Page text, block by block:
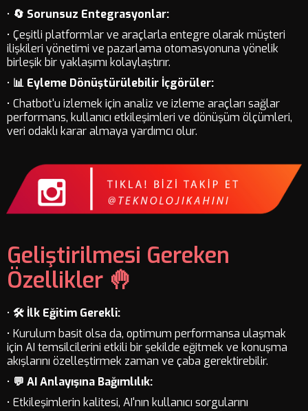
• 🔄 Sorunsuz Entegrasyonlar:
• Çeşitli platformlar ve araçlarla entegre olarak müşteri
ilişkileri yönetimi ve pazarlama otomasyonuna yönelik
birleşik bir yaklaşımı kolaylaştırır.
• 📊 Eyleme Dönüştürülebilir İçgörüler:
• Chatbot'u izlemek için analiz ve izleme araçları sağlar
performans, kullanıcı etkileşimleri ve dönüşüm ölçümleri,
veri odaklı karar almaya yardımcı olur.
Geliştirilmesi Gereken
Özellikler 🤚
• 🛠️ İlk Eğitim Gerekli:
• Kurulum basit olsa da, optimum performansa ulaşmak
için AI temsilcilerini etkili bir şekilde eğitmek ve konuşma
akışlarını özelleştirmek zaman ve çaba gerektirebilir.
• 💬 AI Anlayışına Bağımlılık:
• Etkileşimlerin kalitesi, AI'nın kullanıcı sorgularını